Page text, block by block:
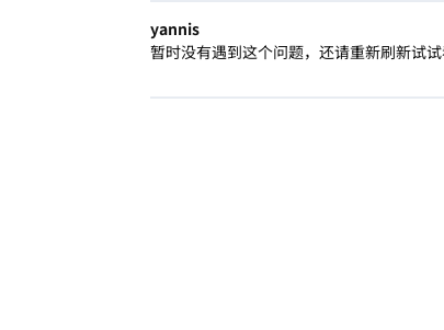
yannis
暂时没有遇到这个问题，还请重新刷新试